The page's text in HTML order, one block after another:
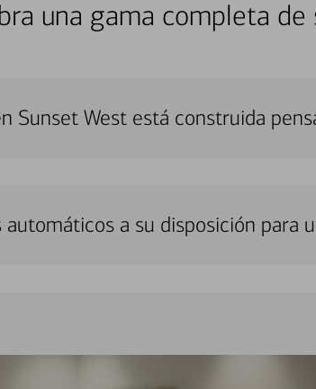
una gama completa
Sunset West está construida
a su disposición para